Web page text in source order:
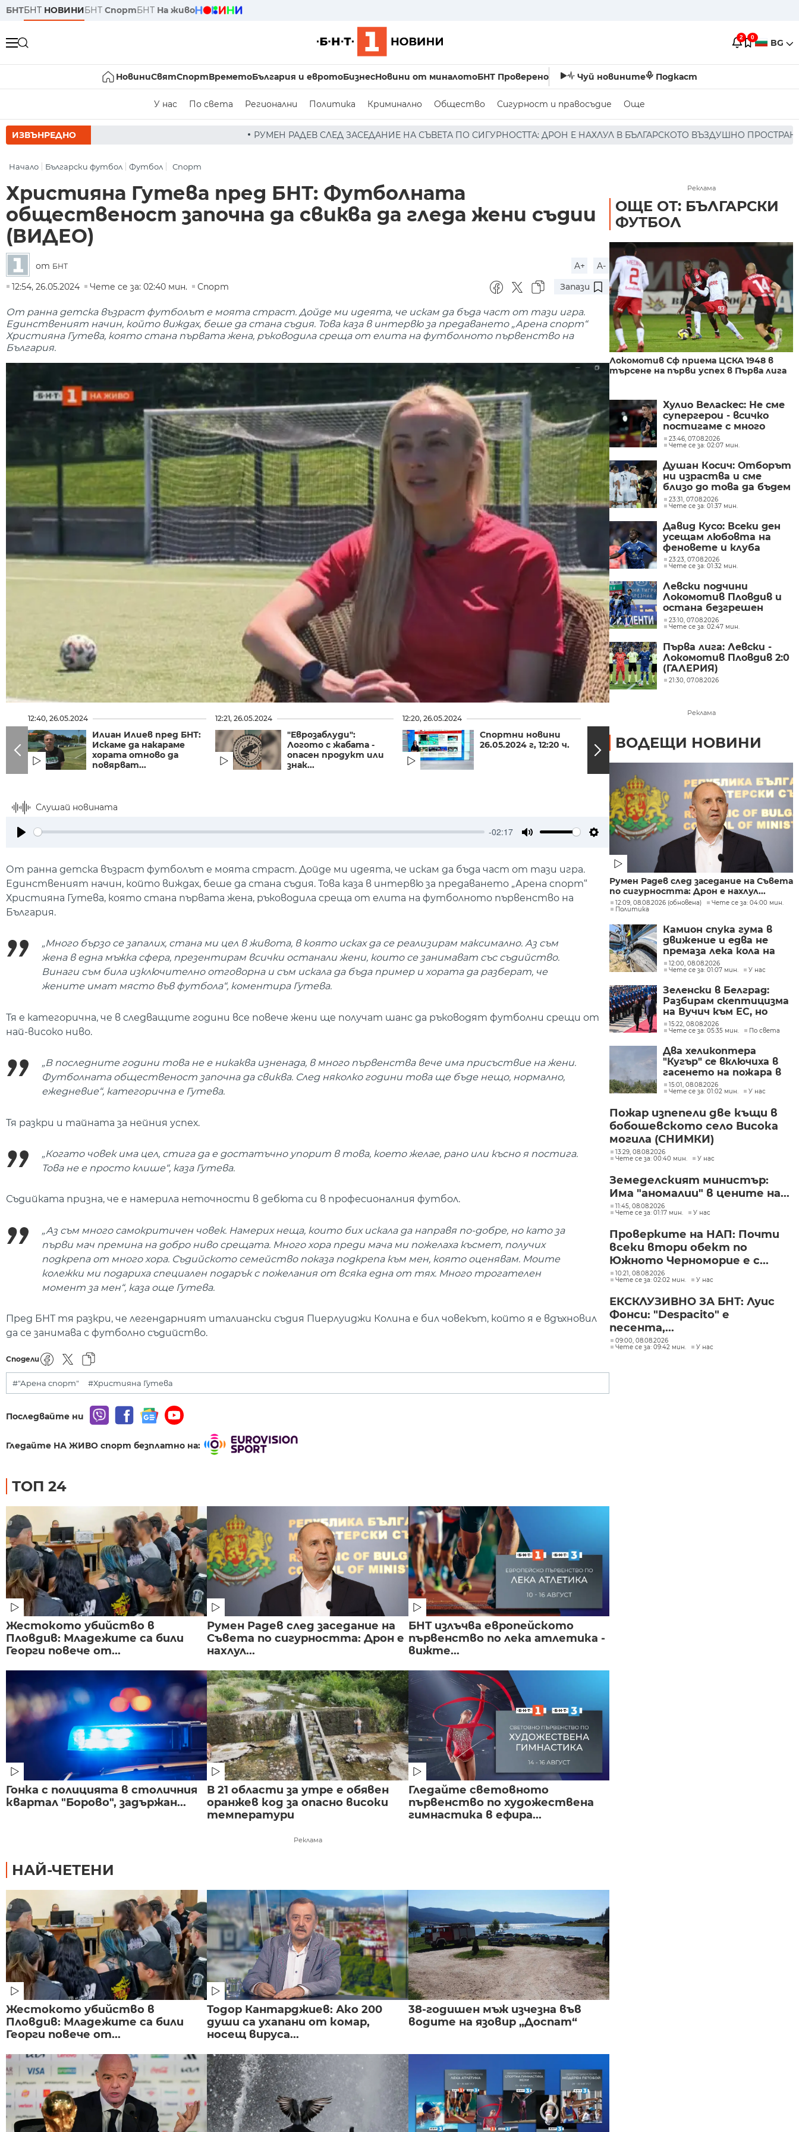
БНТБНТ НОВИНИБНТ СпортБНТ На живо
2 0 BG
НовиниСвятСпортВреметоБългария и евротоБизнесНовини от миналотоБНТ Проверено Чуй новините Подкаст
У нас По света Регионални Политика Криминално Общество Сигурност и правосъдие Още
ИЗВЪНРЕДНО РУМЕН РАДЕВ СЛЕД ЗАСЕДАНИЕ НА СЪВЕТА ПО СИГУРНОСТТА: ДРОН Е НАХЛУЛ В БЪЛГАРСКОТО ВЪЗДУШНО ПРОСТРАНСТВО * * * НЯМА
Начало Български футбол Футбол Спорт
Християна Гутева пред БНТ: Футболната
общественост започна да свиква да гледа жени съдии
(ВИДЕО)
от БНТ A+
A-
12:54, 26.05.2024
Чете се за: 02:40 мин. Спорт Запази
От ранна детска възраст футболът е моята страст. Дойде ми идеята, че искам да бъда част от тази игра.
Единственият начин, който виждах, беше да стана съдия. Това каза в интервю за предаването „Арена спорт“
Християна Гутева, която стана първата жена, ръководила среща от елита на футболното първенство на
България.
12:40, 26.05.2024
Илиан Илиев пред БНТ:
Искаме да накараме
хората отново да
повярват...
12:21, 26.05.2024
"Еврозаблуди":
Логото с жабата -
опасен продукт или
знак...
12:20, 26.05.2024
Спортни новини
26.05.2024 г, 12:20 ч.
предаването "Аз
Слушай новината
-02:17
От ранна детска възраст футболът е моята страст. Дойде ми идеята, че искам да бъда част от тази игра.
Единственият начин, който виждах, беше да стана съдия. Това каза в интервю за предаването „Арена спорт“
Християна Гутева, която стана първата жена, ръководила среща от елита на футболното първенство на
България.
„Много бързо се запалих, стана ми цел в живота, в която исках да се реализирам максимално. Аз съм
жена в една мъжка сфера, презентирам всички останали жени, които се занимават със съдийство.
Винаги съм била изключително отговорна и съм искала да бъда пример и хората да разберат, че
жените имат място във футбола“, коментира Гутева.
Тя е категорична, че в следващите години все повече жени ще получат шанс да ръководят футболни срещи от
най-високо ниво.
„В последните години това не е никаква изненада, в много първенства вече има присъствие на жени.
Футболната общественост започна да свиква. След няколко години това ще бъде нещо, нормално,
ежедневие“, категорична е Гутева.
Тя разкри и тайната за нейния успех.
„Когато човек има цел, стига да е достатъчно упорит в това, което желае, рано или късно я постига.
Това не е просто клише“, каза Гутева.
Съдийката призна, че е намерила неточности в дебюта си в професионалния футбол.
„Аз съм много самокритичен човек. Намерих неща, които бих искала да направя по-добре, но като за
първи мач премина на добро ниво срещата. Много хора преди мача ми пожелаха късмет, получих
подкрепа от много хора. Съдийското семейство показа подкрепа към мен, която оценявам. Моите
колежки ми подариха специален подарък с пожелания от всяка една от тях. Много трогателен
момент за мен“, каза още Гутева.
Пред БНТ тя разкри, че легендарният италиански съдия Пиерлуиджи Колина е бил човекът, който я е вдъхновил
да се занимава с футболно съдийство.
Сподели
#"Арена спорт" #Християна Гутева
Последвайте ни
Гледайте НА ЖИВО спорт безплатно на:
ТОП 24
Жестокото убийство в
Пловдив: Младежите са били
Георги повече от...
Румен Радев след заседание на
Съвета по сигурността: Дрон е
нахлул...
БНТ излъчва европейското
първенство по лека атлетика -
вижте...
Гонка с полицията в столичния
квартал "Борово", задържан...
В 21 области за утре е обявен
оранжев код за опасно високи
температури
Гледайте световното
първенство по художествена
гимнастика в ефира...
Реклама
НАЙ-ЧЕТЕНИ
Жестокото убийство в
Пловдив: Младежите са били
Георги повече от...
Тодор Кантарджиев: Ако 200
души са ухапани от комар,
носещ вируса...
38-годишен мъж изчезна във
водите на язовир „Доспат“
Реклама
ОЩЕ ОТ: БЪЛГАРСКИ
ФУТБОЛ
Локомотив Сф приема ЦСКА 1948 в
търсене на първи успех в Първа лига
Хулио Веласкес: Не сме
супергерои - всичко
постигаме с много
труд
23:46, 07.08.2026
Чете се за: 02:07 мин.
Душан Косич: Отборът
ни израства и сме
близо до това да бъдем
успешни
23:31, 07.08.2026
Чете се за: 01:37 мин.
Давид Кусо: Всеки ден
усещам любовта на
феновете и клуба
23:23, 07.08.2026
Чете се за: 01:32 мин.
Левски подчини
Локомотив Пловдив и
остана безгрешен
преди европейското
изпитание
23:10, 07.08.2026
Чете се за: 02:47 мин.
Първа лига: Левски -
Локомотив Пловдив 2:0
(ГАЛЕРИЯ)
21:30, 07.08.2026
Реклама
ВОДЕЩИ НОВИНИ
Румен Радев след заседание на Съвета
по сигурността: Дрон е нахлул...
12:09, 08.08.2026 (обновена)
Чете се за: 04:00 мин.
Политика
Камион спука гума в
движение и едва не
премаза лека кола на
Подбалканския път
(СНИМКИ)
12:00, 08.08.2026
Чете се за: 01:07 мин.
У нас
Зеленски в Белград:
Разбирам скептицизма
на Вучич към ЕС, но
Украйна е във война и
няма време за
скептицизъм
15:22, 08.08.2026
Чете се за: 05:35 мин.
По света
Два хеликоптера
"Кугър" се включиха в
гасенето на пожара в
Асеновградско
(СНИМКИ)
15:01, 08.08.2026
Чете се за: 01:02 мин.
У нас
Пожар изпепели две къщи в
бобошевското село Висока
могила (СНИМКИ)
13:29, 08.08.2026
Чете се за: 00:40 мин.
У нас
Земеделският министър:
Има "аномалии" в цените на...
11:45, 08.08.2026
Чете се за: 01:17 мин.
У нас
Проверките на НАП: Почти
всеки втори обект по
Южното Черноморие е с...
10:21, 08.08.2026
Чете се за: 02:02 мин.
У нас
ЕКСКЛУЗИВНО ЗА БНТ: Луис
Фонси: "Despacito" е
песента,...
09:00, 08.08.2026
Чете се за: 09:42 мин.
У нас